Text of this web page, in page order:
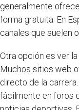
generalmente
forma gratuita. En
canales que suelen
Otra opción es ver
Muchos sitios web
directo de la
fácilmente en foros